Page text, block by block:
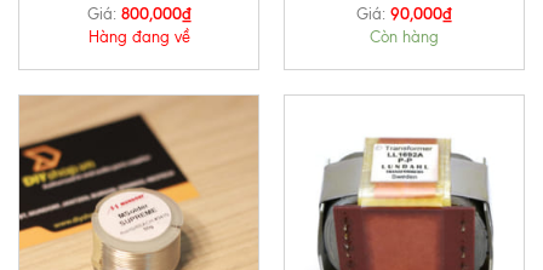
Giá: 800,000₫
Hàng đang về
Giá: 90,000₫
Còn hàng